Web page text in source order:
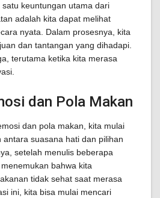
keuntungan utama dari
adalah kita dapat melihat
nyata. Dalam prosesnya, kita
dan tantangan yang dihadapi.
terutama ketika kita merasa
dan Pola Makan
dan pola makan, kita mulai
antara suasana hati dan pilihan
setelah menulis beberapa
bahwa kita
tidak sehat saat merasa
ini, kita bisa mulai mencari